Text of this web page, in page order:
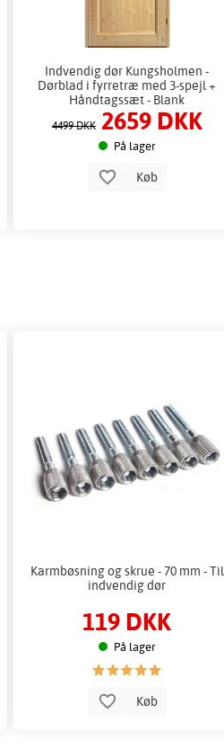
Indvendig dør Kungsholmen -
Dørblad i fyrretræ med 3-spejl +
Håndtagssæt - Blank
4499 DKK 2659 DKK
På lager
Køb
Karmbøsning og skrue - 70 mm - Til
indvendig dør
119 DKK
På lager
Køb